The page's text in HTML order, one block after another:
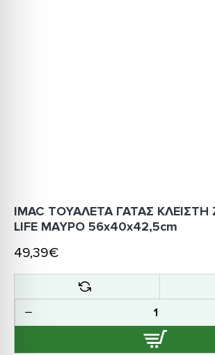
IMAC ΤΟΥΑΛΕΤΑ ΓΑΤΑΣ ΚΛΕΙΣΤΗ
LIFE ΜΑΥΡΟ 56x40x42,5cm
49,39€